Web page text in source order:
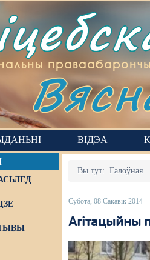
ВІДЭА
Вы тут:Галоўная
Субота, 08 Сакавік 2014
Aгітацыйны